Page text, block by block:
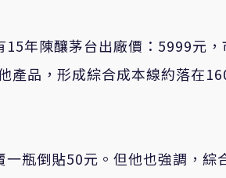
年陳釀茅台出廠價：5999元，
產品，形成綜合成本線約落在
瓶倒貼50元。但他也強調，綜